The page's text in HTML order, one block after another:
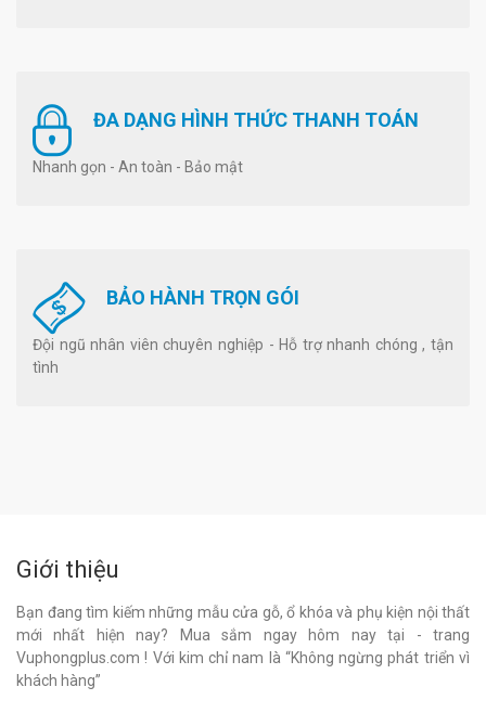
ĐA DẠNG HÌNH THỨC THANH TOÁN
Nhanh gọn - An toàn - Bảo mật
BẢO HÀNH TRỌN GÓI
Đội ngũ nhân viên chuyên nghiệp - Hỗ trợ nhanh chóng , tận
tình
Giới thiệu
Bạn đang tìm kiếm những mẫu cửa gỗ, ổ khóa và phụ kiện nội thất
mới nhất hiện nay? Mua sắm ngay hôm nay tại - trang
Vuphongplus.com ! Với kim chỉ nam là “Không ngừng phát triển vì
khách hàng”